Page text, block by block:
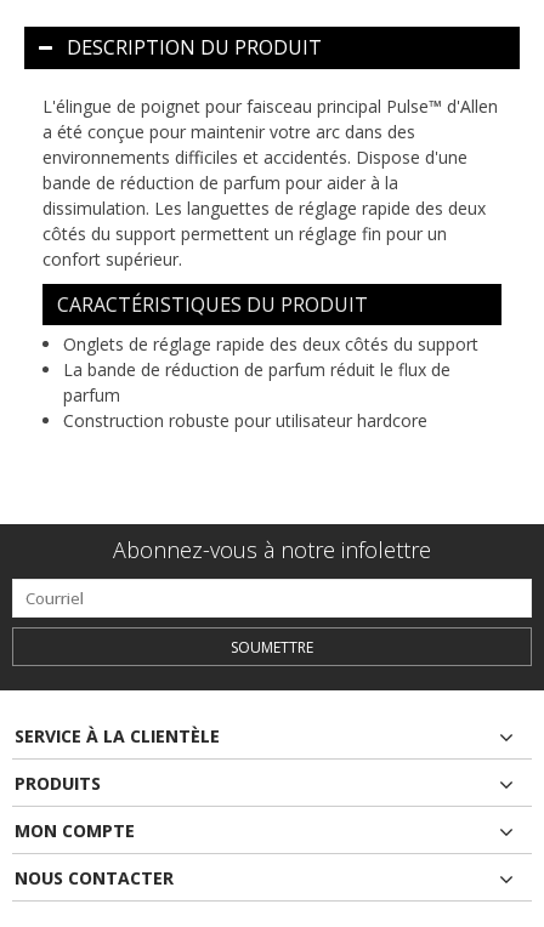
DESCRIPTION DU PRODUIT
L'élingue de poignet pour faisceau principal Pulse™ d'Allen
a été conçue pour maintenir votre arc dans des
environnements difficiles et accidentés. Dispose d'une
bande de réduction de parfum pour aider à la
dissimulation. Les languettes de réglage rapide des deux
côtés du support permettent un réglage fin pour un
confort supérieur.
CARACTÉRISTIQUES DU PRODUIT
Onglets de réglage rapide des deux côtés du support
La bande de réduction de parfum réduit le flux de
parfum
Construction robuste pour utilisateur hardcore
Abonnez-vous à notre infolettre
SOUMETTRE
SERVICE À LA CLIENTÈLE
PRODUITS
MON COMPTE
NOUS CONTACTER